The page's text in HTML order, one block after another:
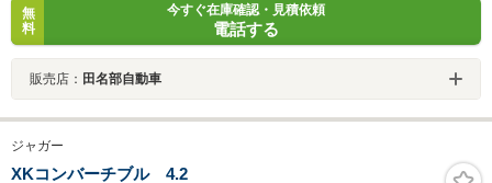
無
料
今すぐ在庫確認・見積依頼
電話する
販売店： 田名部自動車
ジャガー
XKコンバーチブル 4.2